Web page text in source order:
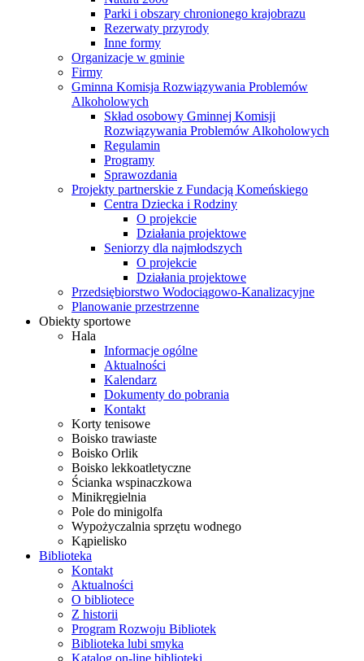
Parki i obszary chronionego krajobrazu
Rezerwaty przyrody
Inne formy
Organizacje w gminie
Firmy
Gminna Komisja Rozwiązywania Problemów
Alkoholowych
Skład osobowy Gminnej Komisji
Rozwiązywania Problemów Alkoholowych
Regulamin
Programy
Sprawozdania
Projekty partnerskie z Fundacją Komeńskiego
Centra Dziecka i Rodziny
O projekcie
Działania projektowe
Seniorzy dla najmłodszych
O projekcie
Działania projektowe
Przedsiębiorstwo Wodociągowo-Kanalizacyjne
Planowanie przestrzenne
Obiekty sportowe
Hala
Informacje ogólne
Aktualności
Kalendarz
Dokumenty do pobrania
Kontakt
Korty tenisowe
Boisko trawiaste
Boisko Orlik
Boisko lekkoatletyczne
Ścianka wspinaczkowa
Minikręgielnia
Pole do minigolfa
Wypożyczalnia sprzętu wodnego
Kąpielisko
Biblioteka
Kontakt
Aktualności
O bibliotece
Z historii
Program Rozwoju Bibliotek
Biblioteka lubi smyka
Katalog on-line biblioteki